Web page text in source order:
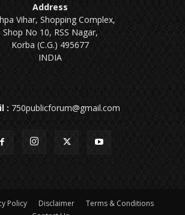
Address
Vihar, Shopping Complex,
Shop No 10, RSS Nagar,
Korba (C.G.) 495677
INDIA
: 750publicforum@gmail.com
Policy Disclaimer
Terms & Conditions